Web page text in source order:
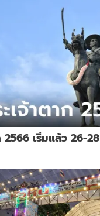
2566 เริ่มแล้ว 26-